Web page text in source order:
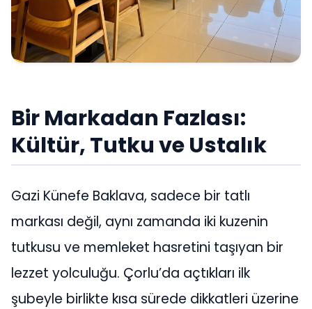
Bir Markadan Fazlası:
Kültür, Tutku ve Ustalık
Gazi Künefe Baklava, sadece bir tatlı
markası değil, aynı zamanda iki kuzenin
tutkusu ve memleket hasretini taşıyan bir
lezzet yolculuğu. Çorlu’da açtıkları ilk
şubeyle birlikte kısa sürede dikkatleri üzerine